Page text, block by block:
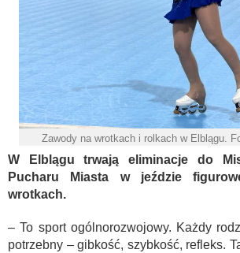
Zawody na wrotkach i rolkach w Elblągu.
W Elblągu trwają eliminacje do
Pucharu Miasta w jeździe
wrotkach.
– To sport ogólnorozwojowy. Każdy
potrzebny – gibkość, szybkość, refleks.